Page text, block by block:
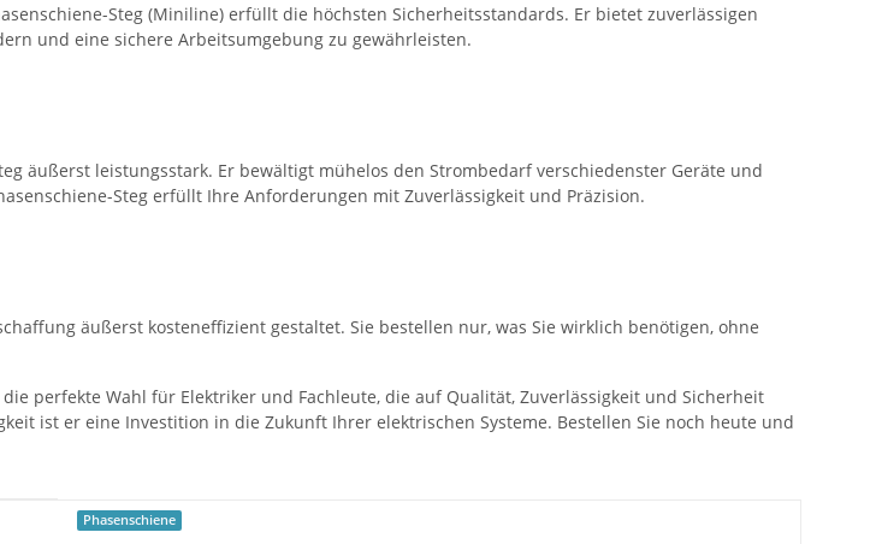
Steg (Miniline) erfüllt die höchsten Sicherheitsstandards. Er bietet zuverlässigen
und eine sichere Arbeitsumgebung zu gewährleisten.
äußerst leistungsstark. Er bewältigt mühelos den Strombedarf verschiedenster Geräte und
Steg erfüllt Ihre Anforderungen mit Zuverlässigkeit und Präzision.
äußerst kosteneffizient gestaltet. Sie bestellen nur, was Sie wirklich benötigen, ohne
perfekte Wahl für Elektriker und Fachleute, die auf Qualität, Zuverlässigkeit und Sicherheit
ist er eine Investition in die Zukunft Ihrer elektrischen Systeme. Bestellen Sie noch heute und
Phasenschiene